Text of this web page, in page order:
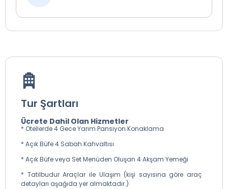
* Konaklama Oteli: Trabzon Konak Park Hotel- Zitaş Hotel,
Tur Şartları
Ücrete Dahil Olan Hizmetler
* Otellerde 4 Gece Yarım Pansiyon Konaklama
* Açık Büfe 4 Sabah Kahvaltısı
* Açık Büfe veya Set Menüden Oluşan 4 Akşam Yemeği
* Tatilbudur Araçlar ile Ulaşım (kişi sayısına göre araç
detayları aşağıda yer almaktadır.)